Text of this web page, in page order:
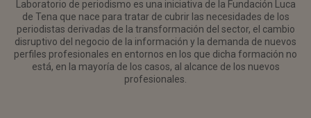
Laboratorio de periodismo es una iniciativa de la Fundación Luca
de Tena que nace para tratar de cubrir las necesidades de los
periodistas derivadas de la transformación del sector, el cambio
disruptivo del negocio de la información y la demanda de nuevos
perfiles profesionales en entornos en los que dicha formación no
está, en la mayoría de los casos, al alcance de los nuevos
profesionales.